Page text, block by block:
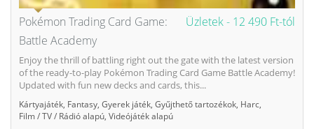
Üzletek - 12 490 Ft-tól
Pokémon Trading Card Game:
Battle Academy
Enjoy the thrill of battling right out the gate with the latest version
of the ready-to-play Pokémon Trading Card Game Battle Academy!
Updated with fun new decks and cards, this...
Kártyajáték Fantasy Gyerek játék Gyűjthető tartozékok Harc
Film / TV / Rádió alapú Videójáték alapú